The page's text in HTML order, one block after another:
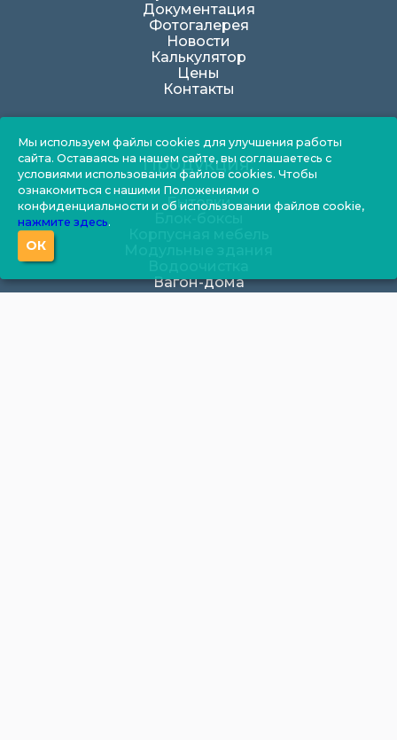
Документация
Фотогалерея
Новости
Калькулятор
Цены
Контакты
Продукция:
Бытовки
Вагон-дома
Посты охраны
Мы используем файлы cookies для улучшения работы
сайта. Оставаясь на нашем сайте, вы соглашаетесь с
условиями использования файлов cookies. Чтобы
ознакомиться с нашими Положениями о
конфиденциальности и об использовании файлов cookie,
нажмите здесь.
ОК